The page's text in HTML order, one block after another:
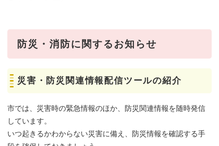
防災・消防に関するお知らせ
災害・防災関連情報配信ツールの紹介
市では、災害時の緊急情報のほか、防災関連情報を随時発信
しています。
いつ起きるかわからない災害に備え、防災情報を確認する手